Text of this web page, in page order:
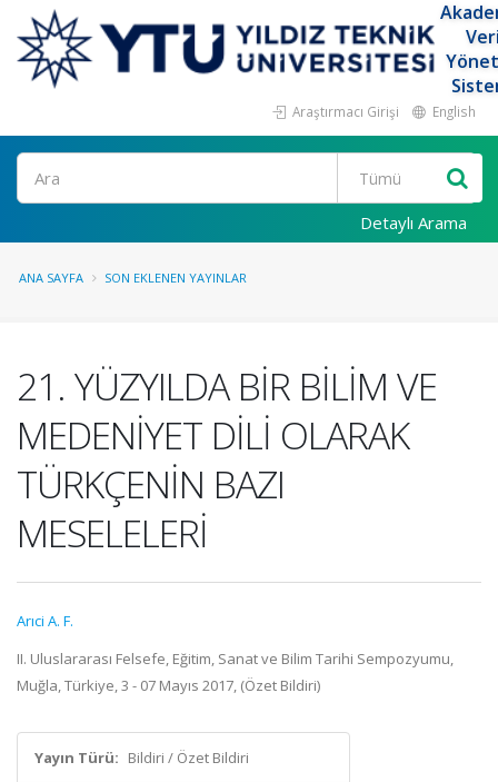
Araştırmacı Girişi English
Ara
Detaylı Arama
ANA SAYFA SON EKLENEN YAYINLAR
21. YÜZYILDA BİR BİLİM VE
MEDENİYET DİLİ OLARAK
TÜRKÇENİN BAZI
MESELELERİ
Arıci A. F.
II. Uluslararası Felsefe, Eğitim, Sanat ve Bilim Tarihi Sempozyumu,
Muğla, Türkiye, 3 - 07 Mayıs 2017, (Özet Bildiri)
Yayın Türü: Bildiri / Özet Bildiri